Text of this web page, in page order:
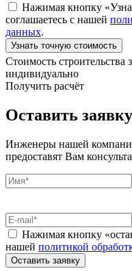
Нажимая кнопку
соглашаетесь с нашей
данных.
Узнать точную стоимость
Стоимость строительства
индивидуально
Получить расчёт
Оставить заявку
Инженеры нашей
предоставят Вам
Нажимая кнопку
нашей политикой
Оставить заявку